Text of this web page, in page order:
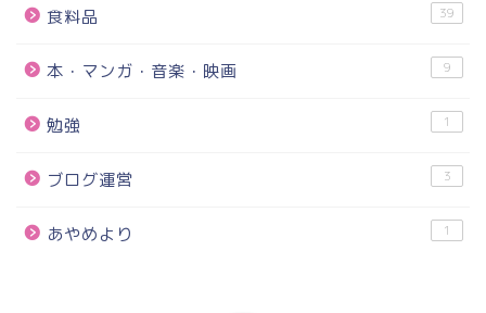
食料品 39
本・マンガ・音楽・映画 9
勉強 1
ブログ運営 3
あやめより 1